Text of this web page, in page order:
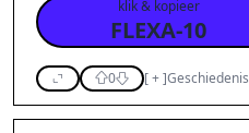
klik & kopieer
FLEXA-10
0 [+]Geschiedenis